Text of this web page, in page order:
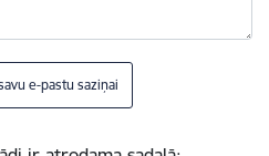
e-pastu saziņai